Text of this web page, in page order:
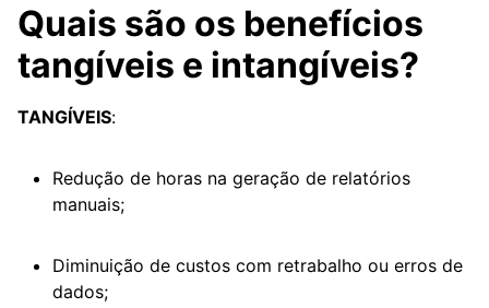
Quais são os benefícios
tangíveis e intangíveis?
TANGÍVEIS:
Redução de horas na geração de relatórios
manuais;
Diminuição de custos com retrabalho ou erros de
dados;